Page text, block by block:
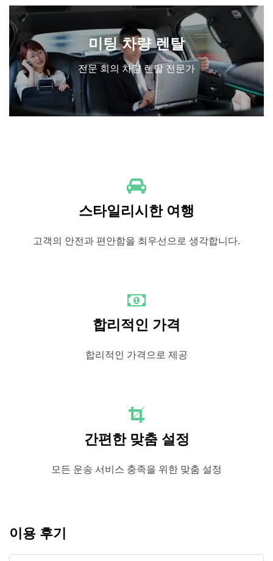
미팅 차량 렌탈
전문 회의 차량 렌탈 전문가
스타일리시한 여행
고객의 안전과 편안함을 최우선으로 생각합니다.
합리적인 가격
합리적인 가격으로 제공
간편한 맞춤 설정
모든 운송 서비스 충족을 위한 맞춤 설정
이용 후기